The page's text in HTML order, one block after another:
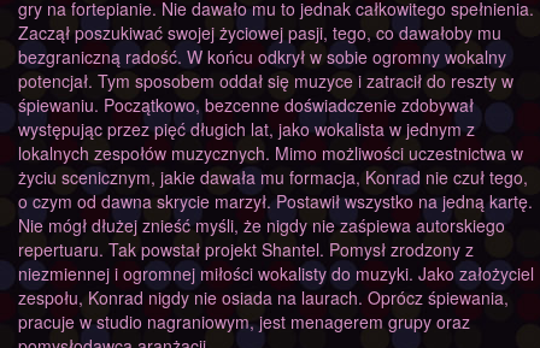
gry na fortepianie. Nie dawało mu to jednak całkowitego spełnienia.
Zaczął poszukiwać swojej życiowej pasji, tego, co dawałoby mu
bezgraniczną radość. W końcu odkrył w sobie ogromny wokalny
potencjał. Tym sposobem oddał się muzyce i zatracił do reszty w
śpiewaniu. Początkowo, bezcenne doświadczenie zdobywał
występując przez pięć długich lat, jako wokalista w jednym z
lokalnych zespołów muzycznych. Mimo możliwości uczestnictwa w
życiu scenicznym, jakie dawała mu formacja, Konrad nie czuł tego,
o czym od dawna skrycie marzył. Postawił wszystko na jedną kartę.
Nie mógł dłużej znieść myśli, że nigdy nie zaśpiewa autorskiego
repertuaru. Tak powstał projekt Shantel. Pomysł zrodzony z
niezmiennej i ogromnej miłości wokalisty do muzyki. Jako założyciel
zespołu, Konrad nigdy nie osiada na laurach. Oprócz śpiewania,
pracuje w studio nagraniowym, jest menagerem grupy oraz